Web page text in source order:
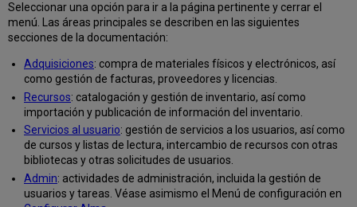
Seleccionar una opción para ir a la página pertinente y cerrar el
menú. Las áreas principales se describen en las siguientes
secciones de la documentación:
Adquisiciones: compra de materiales físicos y electrónicos, así
como gestión de facturas, proveedores y licencias.
Recursos: catalogación y gestión de inventario, así como
importación y publicación de información del inventario.
Servicios al usuario: gestión de servicios a los usuarios, así como
de cursos y listas de lectura, intercambio de recursos con otras
bibliotecas y otras solicitudes de usuarios.
Admin: actividades de administración, incluida la gestión de
usuarios y tareas. Véase asimismo el Menú de configuración en